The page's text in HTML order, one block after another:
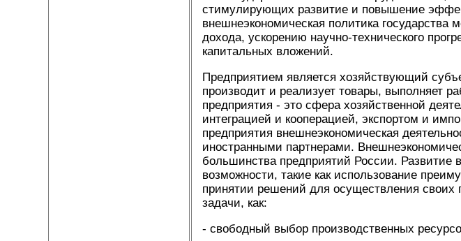
стимулирующих развитие и повышение
внешнеэкономическая политика
дохода, ускорению научно-технического
капитальных вложений.
Предприятием является хозяйствующий
производит и реализует товары, выполняет
предприятия - это сфера хозяйственной
интеграцией и кооперацией, экспортом и
предприятия внешнеэкономическая
иностранными партнерами.
большинства предприятий России. Развитие
возможности, такие как использование
принятии решений для осуществления своих
задачи, как:
- свободный выбор производственных